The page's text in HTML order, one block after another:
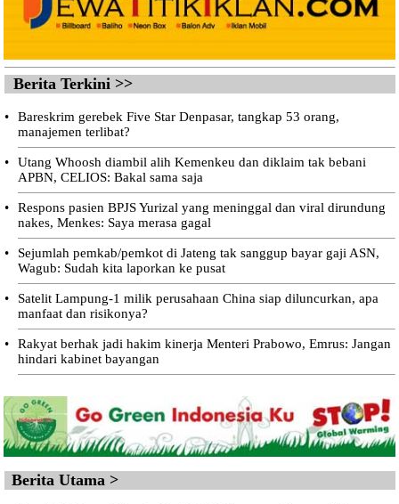
Berita Terkini >>
•
Bareskrim gerebek Five Star Denpasar, tangkap 53 orang,
manajemen terlibat?
•
Utang Whoosh diambil alih Kemenkeu dan diklaim tak bebani
APBN, CELIOS: Bakal sama saja
•
Respons pasien BPJS Yurizal yang meninggal dan viral dirundung
nakes, Menkes: Saya merasa gagal
•
Sejumlah pemkab/pemkot di Jateng tak sanggup bayar gaji ASN,
Wagub: Sudah kita laporkan ke pusat
•
Satelit Lampung-1 milik perusahaan China siap diluncurkan, apa
manfaat dan risikonya?
•
Rakyat berhak jadi hakim kinerja Menteri Prabowo, Emrus: Jangan
hindari kabinet bayangan
Berita Utama >